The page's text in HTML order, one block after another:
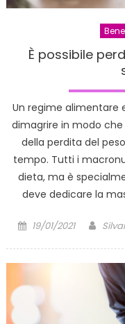
È possibile
Un regime alimentare
dimagrire in modo
della perdita del
tempo. Tutti i
dieta, ma è
deve dedicare la
Posted
19/01/2021